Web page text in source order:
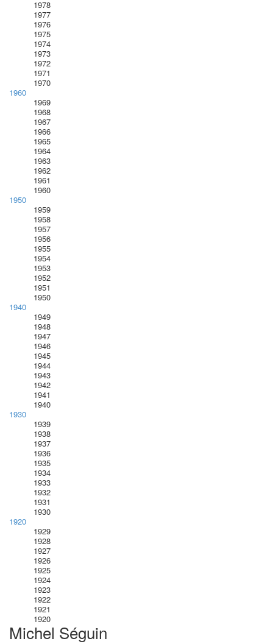
1978
1977
1976
1975
1974
1973
1972
1971
1970
1960
1969
1968
1967
1966
1965
1964
1963
1962
1961
1960
1950
1959
1958
1957
1956
1955
1954
1953
1952
1951
1950
1940
1949
1948
1947
1946
1945
1944
1943
1942
1941
1940
1930
1939
1938
1937
1936
1935
1934
1933
1932
1931
1930
1920
1929
1928
1927
1926
1925
1924
1923
1922
1921
1920
Michel Séguin